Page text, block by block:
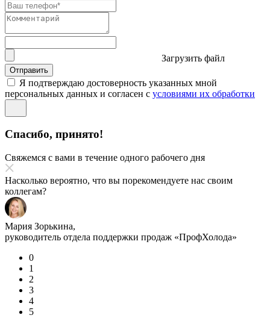
Загрузить файл
Отправить
Я подтверждаю достоверность указанных мной
персональных данных и согласен с условиями их обработки
Спасибо, принято!
Свяжемся с вами в течение одного рабочего дня
Насколько вероятно, что вы порекомендуете нас своим
коллегам?
Мария Зорькина,
руководитель отдела поддержки продаж «ПрофХолода»
0
1
2
3
4
5